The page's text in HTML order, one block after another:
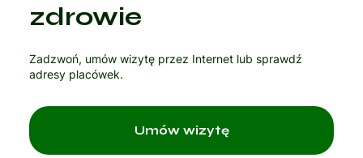
zdrowie
Zadzwoń, umów wizytę przez Internet lub sprawdź
adresy placówek.
Umów wizytę